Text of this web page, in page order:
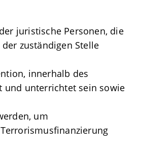
juristische Personen, die
zuständigen Stelle
innerhalb des
und unterrichtet sein sowie
um